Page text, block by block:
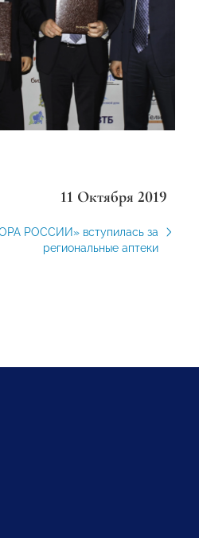
11 Октября 2019
РОССИИ» вступилась за
региональные аптеки